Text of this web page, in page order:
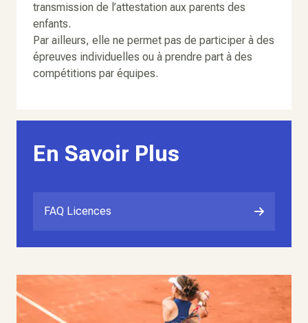
transmission de l’attestation aux parents des
enfants.
Par ailleurs, elle ne permet pas de participer à des
épreuves individuelles ou à prendre part à des
compétitions par équipes.
En Savoir Plus
FAQ Licences